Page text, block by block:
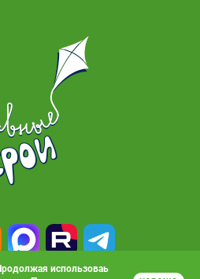
использоваь